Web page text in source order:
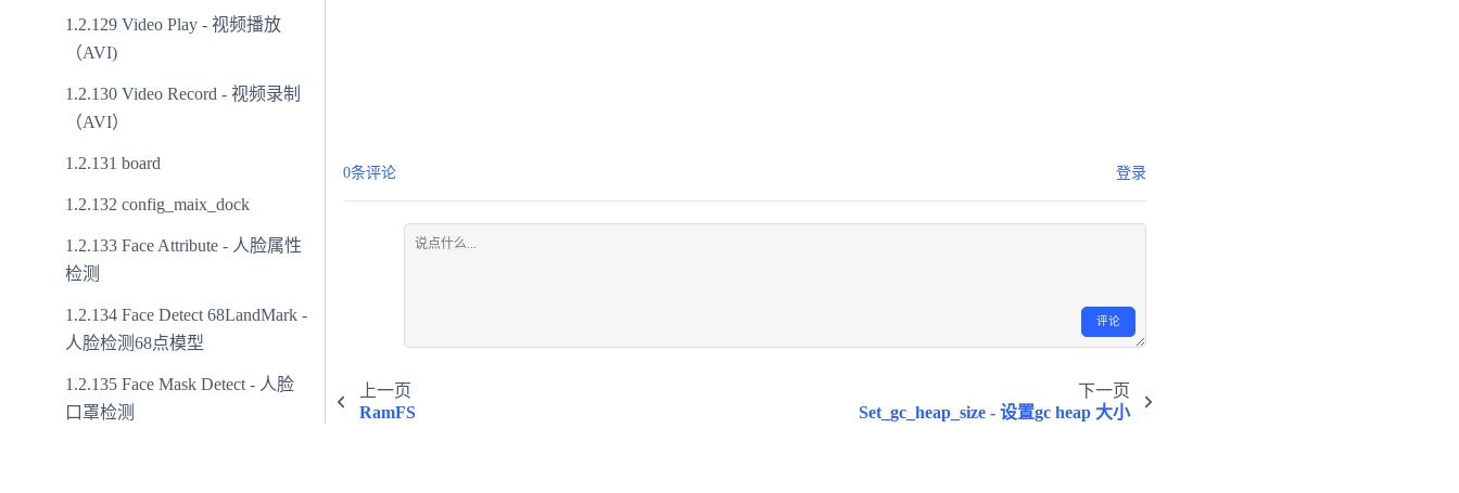
Video Play - 视频播放
（AVI)
Video Record - 视频录制
（AVI）
board
config_maix_dock
Face Attribute - 人脸属性
检测
Face Detect 68LandMark -
人脸检测68点模型
Face Mask Detect - 人脸
口罩检测
0条评论 登录
评论
上一页
RamFS
下一页
Set_gc_heap_size - 设置gc heap 大小